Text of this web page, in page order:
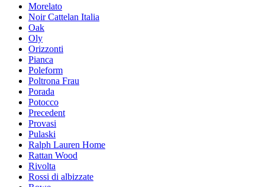
Morelato
Noir Cattelan Italia
Oak
Oly
Orizzonti
Pianca
Poleform
Poltrona Frau
Porada
Potocco
Precedent
Provasi
Pulaski
Ralph Lauren Home
Rattan Wood
Rivolta
Rossi di albizzate